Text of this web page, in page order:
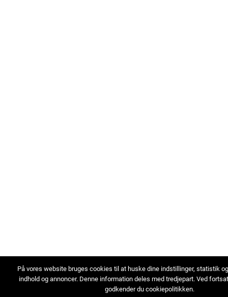
På vores website bruges cookies til at huske dine indstillinger, statistik
indhold og annoncer. Denne information deles med tredjepart. Ved
godkender du cookiepolitikken.